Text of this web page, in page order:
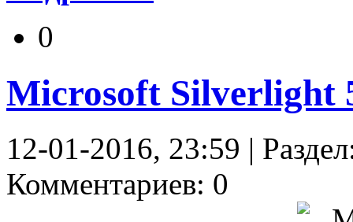
0
Microsoft Silverlight
12-01-2016, 23:59 |
Комментариев: 0